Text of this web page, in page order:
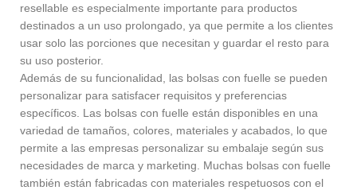
resellable es especialmente importante para productos
destinados a un uso prolongado, ya que permite a los clientes
usar solo las porciones que necesitan y guardar el resto para
su uso posterior.
Además de su funcionalidad, las bolsas con fuelle se pueden
personalizar para satisfacer requisitos y preferencias
específicos. Las bolsas con fuelle están disponibles en una
variedad de tamaños, colores, materiales y acabados, lo que
permite a las empresas personalizar su embalaje según sus
necesidades de marca y marketing. Muchas bolsas con fuelle
también están fabricadas con materiales respetuosos con el